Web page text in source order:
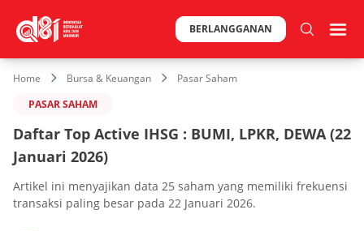
BERLANGGANAN
Home Bursa & Keuangan
Pasar Saham
PASAR SAHAM
Daftar Top Active IHSG : BUMI, LPKR, DEWA (22
Januari 2026)
Artikel ini menyajikan data 25 saham yang memiliki frekuensi
transaksi paling besar pada 22 Januari 2026.